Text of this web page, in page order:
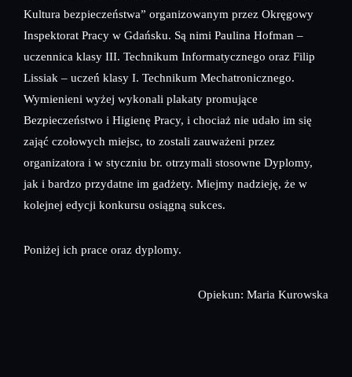
Kultura bezpieczeństwa” organizowanym przez Okręgowy
Inspektorat Pracy w Gdańsku. Są nimi Paulina Hofman –
uczennica klasy III. Technikum Informatycznego oraz Filip
Lissiak – uczeń klasy I. Technikum Mechatronicznego.
Wymienieni wyżej wykonali plakaty promujące
Bezpieczeństwo i Higienę Pracy, i chociaż nie udało im się
zająć czołowych miejsc, to zostali zauważeni przez
organizatora i w styczniu br. otrzymali stosowne Dyplomy,
jak i bardzo przydatne im gadżety. Miejmy nadzieję, że w
kolejnej edycji konkursu osiągną sukces.
Poniżej ich prace oraz dyplomy.
Opiekun: Maria Kurowska